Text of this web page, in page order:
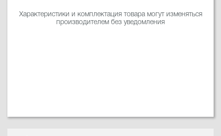
Характеристики и комплектация товара могут изменяться
производителем без уведомления